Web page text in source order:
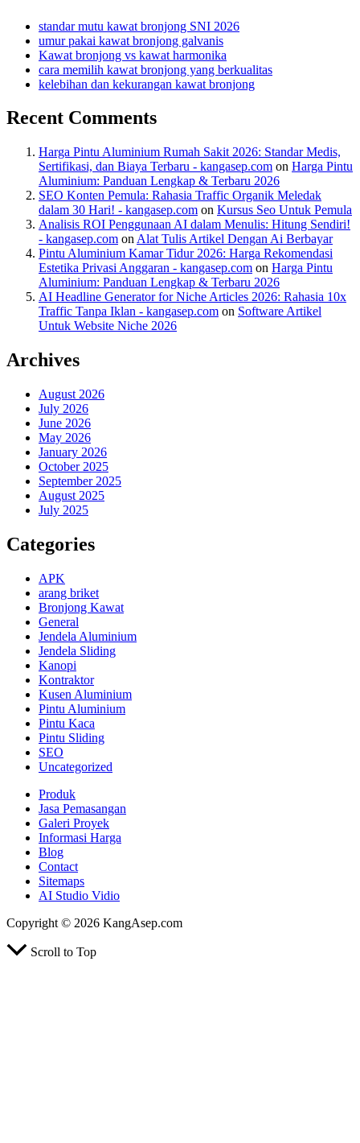
standar mutu kawat bronjong SNI 2026
umur pakai kawat bronjong galvanis
Kawat bronjong vs kawat harmonika
cara memilih kawat bronjong yang berkualitas
kelebihan dan kekurangan kawat bronjong
Recent Comments
Harga Pintu Aluminium Rumah Sakit 2026: Standar Medis,
Sertifikasi, dan Biaya Terbaru - kangasep.com on Harga Pintu
Aluminium: Panduan Lengkap & Terbaru 2026
SEO Konten Pemula: Rahasia Traffic Organik Meledak
dalam 30 Hari! - kangasep.com on Kursus Seo Untuk Pemula
Analisis ROI Penggunaan AI dalam Menulis: Hitung Sendiri!
- kangasep.com on Alat Tulis Artikel Dengan Ai Berbayar
Pintu Aluminium Kamar Tidur 2026: Harga Rekomendasi
Estetika Privasi Anggaran - kangasep.com on Harga Pintu
Aluminium: Panduan Lengkap & Terbaru 2026
AI Headline Generator for Niche Articles 2026: Rahasia 10x
Traffic Tanpa Iklan - kangasep.com on Software Artikel
Untuk Website Niche 2026
Archives
August 2026
July 2026
June 2026
May 2026
January 2026
October 2025
September 2025
August 2025
July 2025
Categories
APK
arang briket
Bronjong Kawat
General
Jendela Aluminium
Jendela Sliding
Kanopi
Kontraktor
Kusen Aluminium
Pintu Aluminium
Pintu Kaca
Pintu Sliding
SEO
Uncategorized
Produk
Jasa Pemasangan
Galeri Proyek
Informasi Harga
Blog
Contact
Sitemaps
AI Studio Vidio
Copyright © 2026 KangAsep.com
Scroll to Top